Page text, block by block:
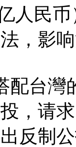
人民
，影
配台灣
，请
反制